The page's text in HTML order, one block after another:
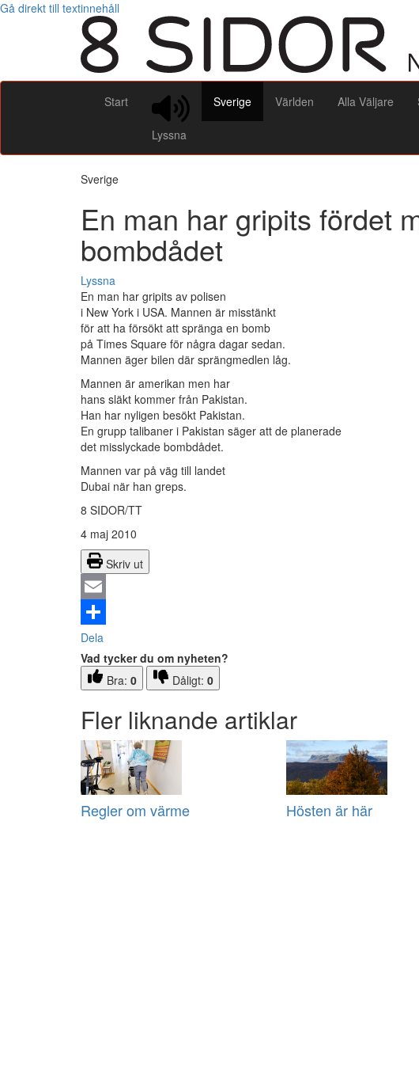
Gå direkt till textinnehåll
Start
Lyssna
Sverige Världen Alla Väljare
Sverige
En man har gripits fördet
bombdådet
Lyssna
En man har gripits av polisen
i New York i USA. Mannen är misstänkt
för att ha försökt att spränga en bomb
på Times Square för några dagar sedan.
Mannen äger bilen där sprängmedlen låg.
Mannen är amerikan men har
hans släkt kommer från Pakistan.
Han har nyligen besökt Pakistan.
En grupp talibaner i Pakistan säger att de planerade
det misslyckade bombdådet.
Mannen var på väg till landet
Dubai när han greps.
8 SIDOR/TT
4 maj 2010
Skriv ut
Email
Dela
Vad tycker du om nyheten?
Bra: 0 Dåligt: 0
Fler liknande artiklar
Regler om värme Hösten är här